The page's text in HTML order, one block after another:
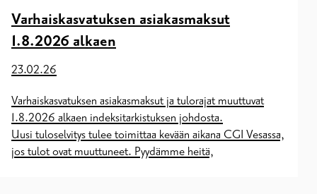
Varhaiskasvatuksen asiakasmaksut
1.8.2026 alkaen
23.02.26
Varhaiskasvatuksen asiakasmaksut ja tulorajat muuttuvat
1.8.2026 alkaen indeksitarkistuksen johdosta.
Uusi tuloselvitys tulee toimittaa kevään aikana CGI Vesassa,
jos tulot ovat muuttuneet. Pyydämme heitä,